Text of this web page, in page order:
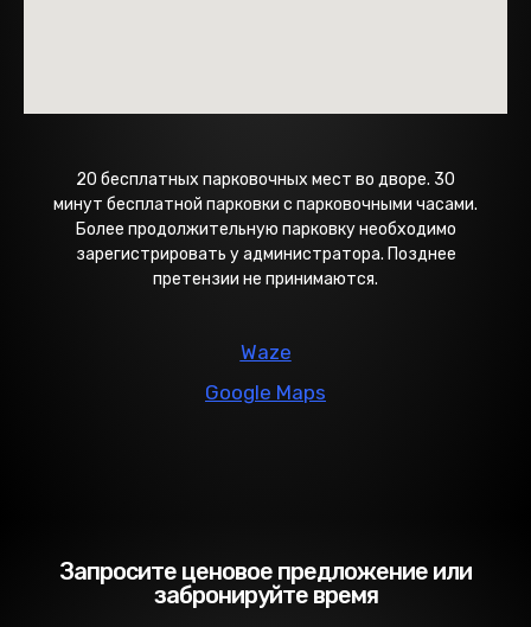
20 бесплатных парковочных мест во дворе. 30
минут бесплатной парковки с парковочными часами.
Более продолжительную парковку необходимо
зарегистрировать у администратора. Позднее
претензии не принимаются.
Waze
Google Maps
Запросите ценовое предложение или
забронируйте время